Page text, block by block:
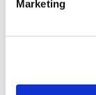
Marketing
Sitzplätze